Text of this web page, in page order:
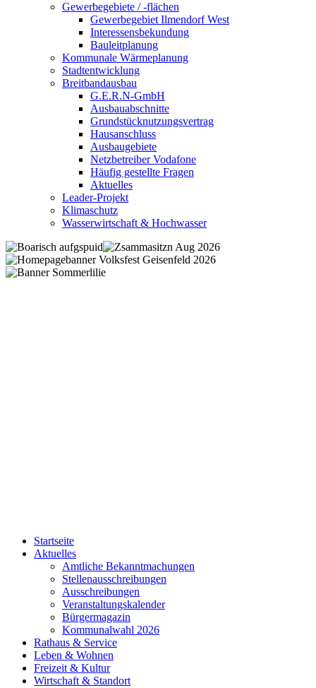
Gewerbegebiete / -flächen
Gewerbegebiet Ilmendorf West
Interessensbekundung
Bauleitplanung
Kommunale Wärmeplanung
Stadtentwicklung
Breitbandausbau
G.E.R.N-GmbH
Ausbauabschnitte
Grundstücknutzungsvertrag
Hausanschluss
Ausbaugebiete
Netzbetreiber Vodafone
Häufig gestellte Fragen
Aktuelles
Leader-Projekt
Klimaschutz
Wasserwirtschaft & Hochwasser
Startseite
Aktuelles
Amtliche Bekanntmachungen
Stellenausschreibungen
Ausschreibungen
Veranstaltungskalender
Bürgermagazin
Kommunalwahl 2026
Rathaus & Service
Leben & Wohnen
Freizeit & Kultur
Wirtschaft & Standort